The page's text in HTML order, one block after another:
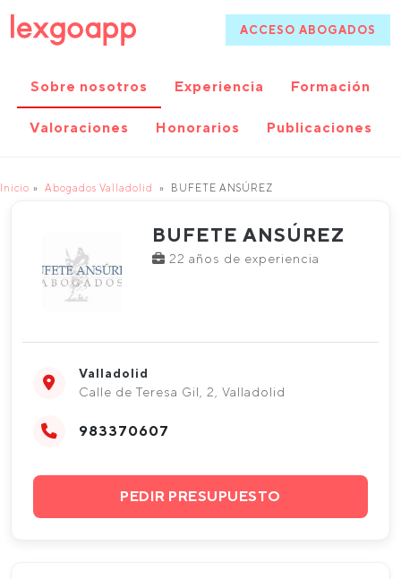
ACCESO ABOGADOS
Sobre nosotros Experiencia Formación
Valoraciones Honorarios Publicaciones
Inicio Abogados Valladolid BUFETE ANSÚREZ
BUFETE ANSÚREZ
22 años de experiencia
Valladolid
Calle de Teresa Gil, 2, Valladolid
983370607
PEDIR PRESUPUESTO